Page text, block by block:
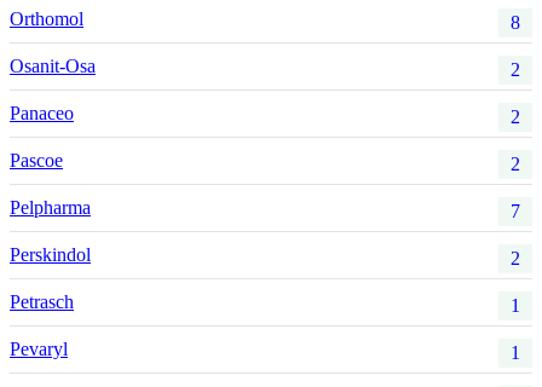
Orthomol 8
Osanit-Osa 2
Panaceo 2
Pascoe 2
Pelpharma 7
Perskindol 2
Petrasch 1
Pevaryl 1